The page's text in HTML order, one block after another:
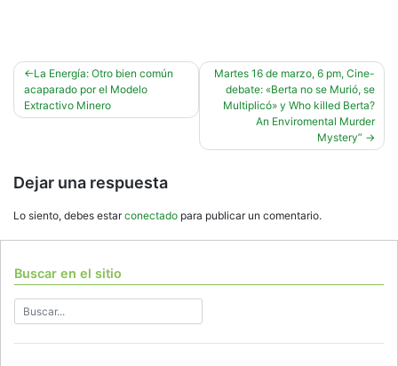
Navegación
de
entradas
La Energía: Otro bien común
acaparado por el Modelo
Extractivo Minero
Martes 16 de marzo, 6 pm, Cine-
debate: «Berta no se Murió, se
Multiplicó» y Who killed Berta?
An Enviromental Murder
Mystery”
Dejar una respuesta
Lo siento, debes estarconectado para publicar un comentario.
Buscar en el sitio